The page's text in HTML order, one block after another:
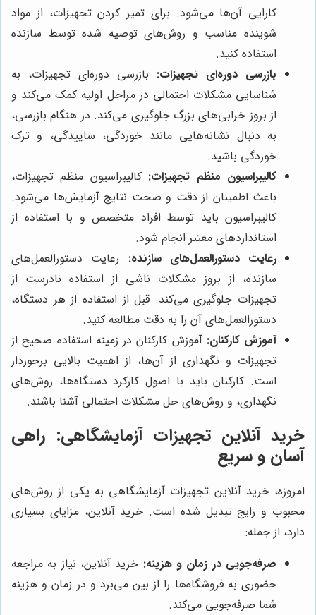
کارایی آن‌ها می‌شود. برای تمیز کردن تجهیزات، از مواد
شوینده مناسب و روش‌های توصیه شده توسط سازنده
استفاده کنید.
بازرسی دوره‌ای تجهیزات: بازرسی دوره‌ای تجهیزات، به
شناسایی مشکلات احتمالی در مراحل اولیه کمک می‌کند و
از بروز خرابی‌های بزرگ جلوگیری می‌کند. در هنگام بازرسی،
به دنبال نشانه‌هایی مانند خوردگی، ساییدگی، و ترک
خوردگی باشید.
کالیبراسیون منظم تجهیزات: کالیبراسیون منظم تجهیزات،
باعث اطمینان از دقت و صحت نتایج آزمایش‌ها می‌شود.
کالیبراسیون باید توسط افراد متخصص و با استفاده از
استانداردهای معتبر انجام شود.
رعایت دستورالعمل‌های سازنده: رعایت دستورالعمل‌های
سازنده، از بروز مشکلات ناشی از استفاده نادرست از
تجهیزات جلوگیری می‌کند. قبل از استفاده از هر دستگاه،
دستورالعمل‌های آن را به دقت مطالعه کنید.
آموزش کارکنان: آموزش کارکنان در زمینه استفاده صحیح از
تجهیزات و نگهداری از آن‌ها، از اهمیت بالایی برخوردار
است. کارکنان باید با اصول کارکرد دستگاه‌ها، روش‌های
نگهداری، و روش‌های حل مشکلات احتمالی آشنا باشند.
خرید آنلاین تجهیزات آزمایشگاهی: راهی
آسان و سریع
امروزه، خرید آنلاین تجهیزات آزمایشگاهی به یکی از روش‌های
محبوب و رایج تبدیل شده است. خرید آنلاین، مزایای بسیاری
دارد، از جمله:
صرفه‌جویی در زمان و هزینه: خرید آنلاین، نیاز به مراجعه
حضوری به فروشگاه‌ها را از بین می‌برد و در زمان و هزینه
شما صرفه‌جویی می‌کند.